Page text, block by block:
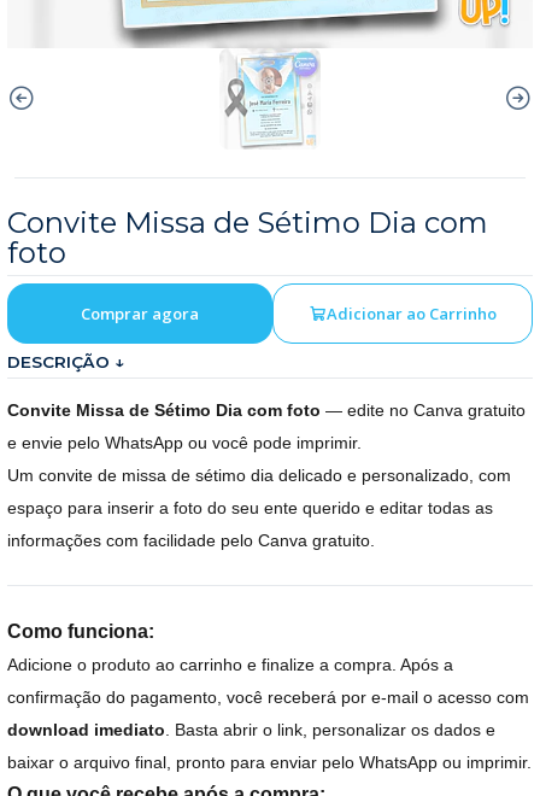
Convite Missa de Sétimo Dia com
foto
Adicionar ao Carrinho
Comprar agora
DESCRIÇÃO ↓
Convite Missa de Sétimo Dia com foto — edite no Canva gratuito
e envie pelo WhatsApp ou você pode imprimir.
Um convite de missa de sétimo dia delicado e personalizado, com
espaço para inserir a foto do seu ente querido e editar todas as
informações com facilidade pelo Canva gratuito.
Como funciona:
Adicione o produto ao carrinho e finalize a compra. Após a
confirmação do pagamento, você receberá por e-mail o acesso com
download imediato . Basta abrir o link, personalizar os dados e
baixar o arquivo final, pronto para enviar pelo WhatsApp ou imprimir.